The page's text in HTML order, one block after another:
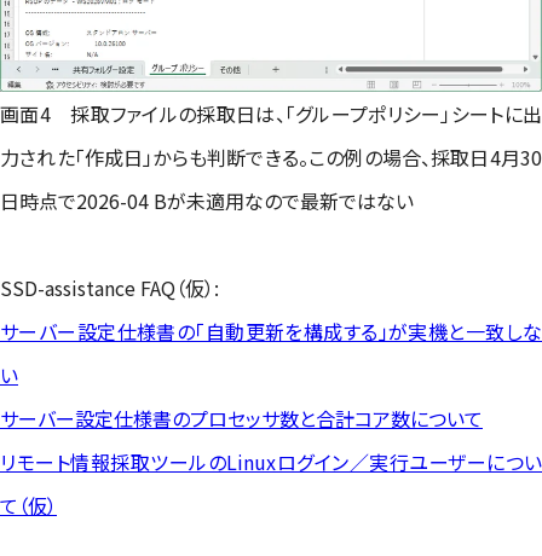
画面4 採取ファイルの採取日は、「グループポリシー」シートに出
力された「作成日」からも判断できる。この例の場合、採取日4月30
日時点で2026-04 Bが未適用なので最新ではない
SSD-assistance FAQ（仮）:
サーバー設定仕様書の「自動更新を構成する」が実機と一致しな
い
サーバー設定仕様書のプロセッサ数と合計コア数について
リモート情報採取ツールのLinuxログイン／実行ユーザーについ
て（仮）